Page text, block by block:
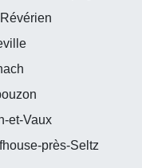
et-Vaux
près-Seltz